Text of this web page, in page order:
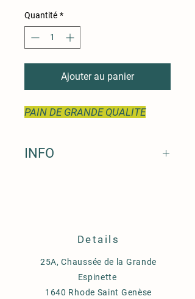
Quantité *
Ajouter au panier
PAIN DE GRANDE QUALITE
INFO
Details
25A, Chaussée de la Grande
Espinette
1640 Rhode Saint Genèse